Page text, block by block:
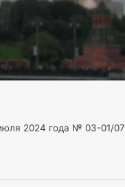
2024 года № 03-01/07